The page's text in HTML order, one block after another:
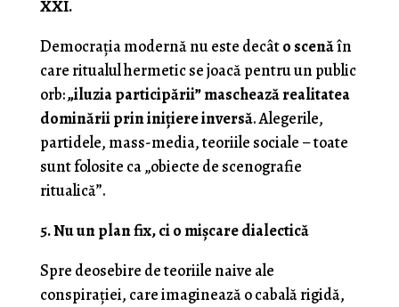
XXI.
Democrația modernă nu este decâto scenăîn
care ritualul hermetic se joacă pentru un public
orb:„iluzia participării” maschează realitatea
dominării prin inițiere inversă. Alegerile,
partidele, mass-media, teoriile sociale – toate
sunt folosite ca „obiecte de scenografie
ritualică”.
5. Nu un plan fix, ci o mișcare dialectică
Spre deosebire de teoriile naive ale
conspirației, care imaginează o cabală rigidă,